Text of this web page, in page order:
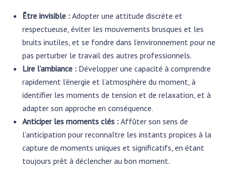
Être invisible : Adopter une attitude discrète et
respectueuse, éviter les mouvements brusques et les
bruits inutiles, et se fondre dans l’environnement pour ne
pas perturber le travail des autres professionnels.
Lire l’ambiance : Développer une capacité à comprendre
rapidement l’énergie et l’atmosphère du moment, à
identifier les moments de tension et de relaxation, et à
adapter son approche en conséquence.
Anticiper les moments clés : Affûter son sens de
l’anticipation pour reconnaître les instants propices à la
capture de moments uniques et significatifs, en étant
toujours prêt à déclencher au bon moment.